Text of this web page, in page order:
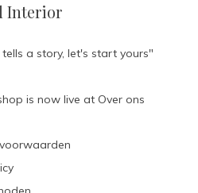
Interior
tells a story, let's start yours"
is now live at Over ons